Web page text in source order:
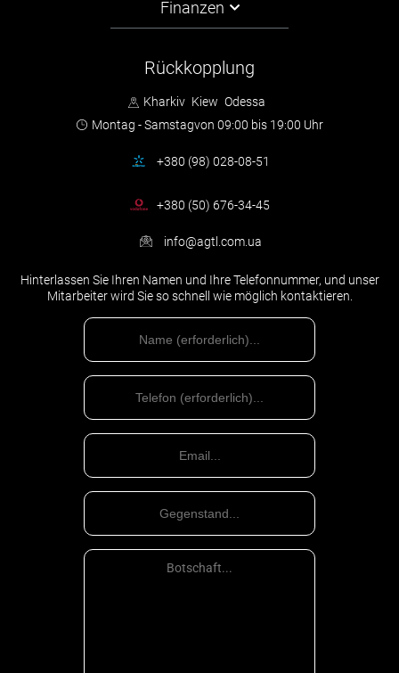
Finanzen
Rückkopplung
Kharkiv Kiew Odessa
Montag - Samstagvon 09:00 bis 19:00 Uhr
+380 (98) 028-08-51
+380 (50) 676-34-45
info@agtl.com.ua
Hinterlassen Sie Ihren Namen und Ihre Telefonnummer, und unser
Mitarbeiter wird Sie so schnell wie möglich kontaktieren.